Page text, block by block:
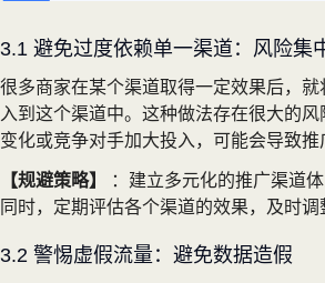
3.1 避免过度依赖单一渠道：风险集
很多商家在某个渠道取得一定效果后，
入到这个渠道中。这种做法存在很大的
变化或竞争对手加大投入，可能会导致推
【规避策略】
：建立多元化的推广渠道
同时，定期评估各个渠道的效果，及时调
3.2 警惕虚假流量：避免数据造假